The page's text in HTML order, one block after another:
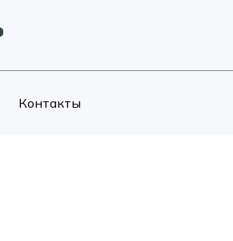
Контакты